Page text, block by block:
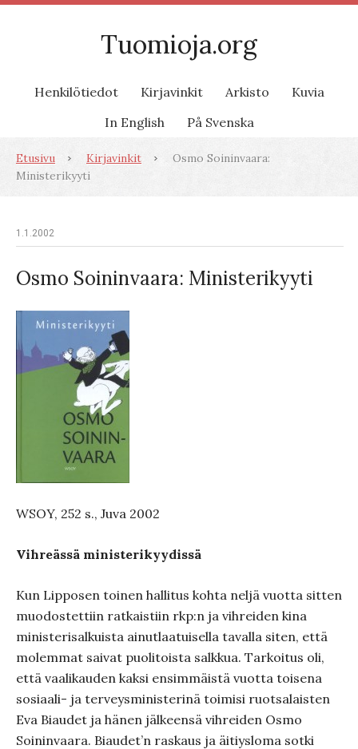
Tuomioja.org
Henkilötiedot Kirjavinkit Arkisto
Kuvia
In English
På Svenska
Etusivu Kirjavinkit
Osmo Soininvaara:
Ministerikyyti
1.1.2002
Osmo Soininvaara: Ministerikyyti
WSOY, 252 s., Juva 2002
Vihreässä ministerikyydissä
Kun Lipposen toinen hallitus kohta neljä vuotta sitten
muodostettiin ratkaistiin rkp:n ja vihreiden kina
ministerisalkuista ainutlaatuisella tavalla siten, että
molemmat saivat puolitoista salkkua. Tarkoitus oli,
että vaalikauden kaksi ensimmäistä vuotta toisena
sosiaali- ja terveysministerinä toimisi ruotsalaisten
Eva Biaudet ja hänen jälkeensä vihreiden Osmo
Soininvaara. Biaudet’n raskaus ja äitiysloma sotki